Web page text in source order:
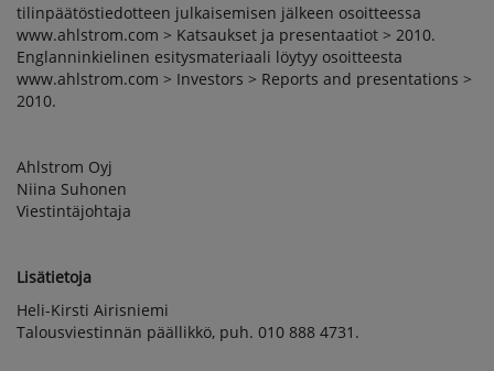
tilinpäätöstiedotteen julkaisemisen jälkeen osoitteessa
www.ahlstrom.com > Katsaukset ja presentaatiot > 2010.
Englanninkielinen esitysmateriaali löytyy osoitteesta
www.ahlstrom.com > Investors > Reports and presentations >
2010.
Ahlstrom Oyj
Niina Suhonen
Viestintäjohtaja
Lisätietoja
Heli-Kirsti Airisniemi
Talousviestinnän päällikkö, puh. 010 888 4731.